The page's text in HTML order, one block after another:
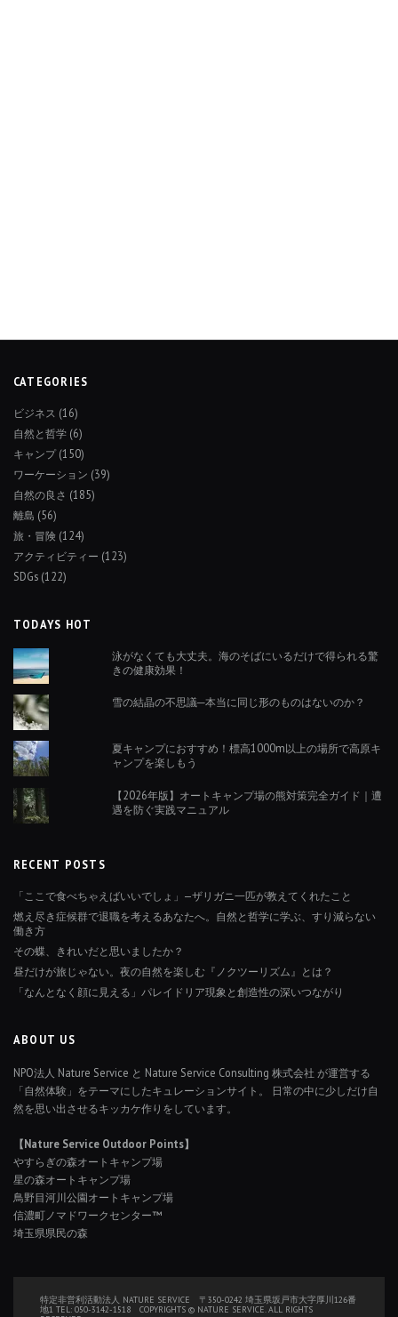
CATEGORIES
ビジネス (16)
自然と哲学 (6)
キャンプ(150)
ワーケーション (39)
自然の良さ (185)
離島 (56)
旅・冒険 (124)
アクティビティー (123)
SDGs (122)
TODAYS HOT
泳がなくても大丈夫。海のそばにいるだけで得られる驚
きの健康効果！
雪の結晶の不思議─本当に同じ形のものはないのか？
夏キャンプにおすすめ！標高1000m以上の場所で高原キ
ャンプを楽しもう
【2026年版】オートキャンプ場の熊対策完全ガイド｜遭
遇を防ぐ実践マニュアル
RECENT POSTS
「ここで食べちゃえばいいでしょ」—ザリガニ一匹が教えてくれたこと
燃え尽き症候群で退職を考えるあなたへ。自然と哲学に学ぶ、すり減らない
働き方
その蝶、きれいだと思いましたか？
昼だけが旅じゃない。夜の自然を楽しむ『ノクツーリズム』とは？
「なんとなく顔に見える」パレイドリア現象と創造性の深いつながり
ABOUT US
NPO法人 Nature Service と Nature Service Consulting 株式会社 が運営する
「自然体験」をテーマにしたキュレーションサイト。 日常の中に少しだけ自
然を思い出させるキッカケ作りをしています。
【Nature Service Outdoor Points】
やすらぎの森オートキャンプ場
星の森オートキャンプ場
鳥野目河川公園オートキャンプ場
信濃町ノマドワークセンター™
埼玉県県民の森
特定非営利活動法人 NATURE SERVICE 〒350-0242 埼玉県坂戸市大字厚川126番
地1 TEL: 050-3142-1518 COPYRIGHTS © NATURE SERVICE. ALL RIGHTS